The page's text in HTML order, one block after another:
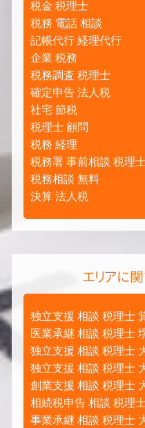
税金 税理士
税務 電話 相談
記帳代行 経理代行
企業 税務
税務調査 税理士
確定申告 法人税
社宅 節税
税理士 顧問
税務 経理
税務署 事前相談 税理
税務相談 無料
決算 法人税
エリアに
独立支援 相談 税理士
医業承継 相談 税理士
独立支援 相談 税理士
独立支援 相談 税理士
創業支援 相談 税理士
相続税申告 相談 税理
事業承継 相談 税理士